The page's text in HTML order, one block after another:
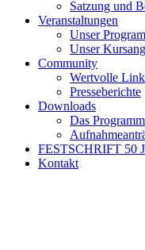
Satzung und
Veranstaltungen
Unser
Unser
Community
Wertvolle
Presseberichte
Downloads
Das Programm
FESTSCHRIFT 50
Kontakt